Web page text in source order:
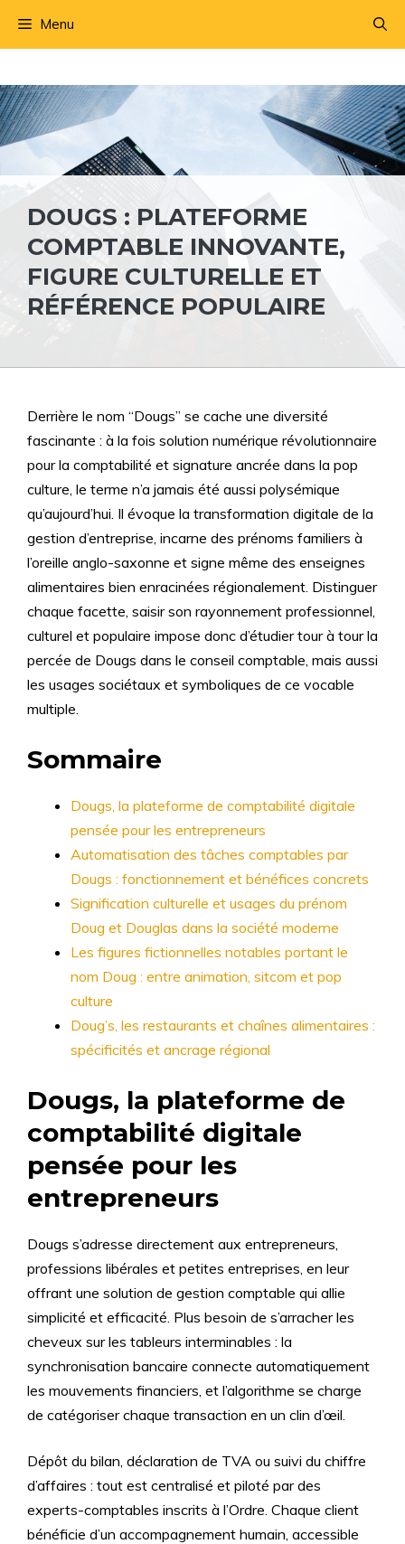
Menu
DOUGS : PLATEFORME
COMPTABLE INNOVANTE,
FIGURE CULTURELLE ET
RÉFÉRENCE POPULAIRE
Derrière le nom “Dougs” se cache une diversité
fascinante : à la fois solution numérique révolutionnaire
pour la comptabilité et signature ancrée dans la pop
culture, le terme n’a jamais été aussi polysémique
qu’aujourd’hui. Il évoque la transformation digitale de la
gestion d’entreprise, incarne des prénoms familiers à
l’oreille anglo-saxonne et signe même des enseignes
alimentaires bien enracinées régionalement. Distinguer
chaque facette, saisir son rayonnement professionnel,
culturel et populaire impose donc d’étudier tour à tour la
percée de Dougs dans le conseil comptable, mais aussi
les usages sociétaux et symboliques de ce vocable
multiple.
Sommaire
Dougs, la plateforme de comptabilité digitale
pensée pour les entrepreneurs
Automatisation des tâches comptables par
Dougs : fonctionnement et bénéfices concrets
Signification culturelle et usages du prénom
Doug et Douglas dans la société moderne
Les figures fictionnelles notables portant le
nom Doug : entre animation, sitcom et pop
culture
Doug’s, les restaurants et chaînes alimentaires :
spécificités et ancrage régional
Dougs, la plateforme de
comptabilité digitale
pensée pour les
entrepreneurs
Dougs s’adresse directement aux entrepreneurs,
professions libérales et petites entreprises, en leur
offrant une solution de gestion comptable qui allie
simplicité et efficacité. Plus besoin de s’arracher les
cheveux sur les tableurs interminables : la
synchronisation bancaire connecte automatiquement
les mouvements financiers, et l’algorithme se charge
de catégoriser chaque transaction en un clin d’œil.
Dépôt du bilan, déclaration de TVA ou suivi du chiffre
d’affaires : tout est centralisé et piloté par des
experts-comptables inscrits à l’Ordre. Chaque client
bénéficie d’un accompagnement humain, accessible